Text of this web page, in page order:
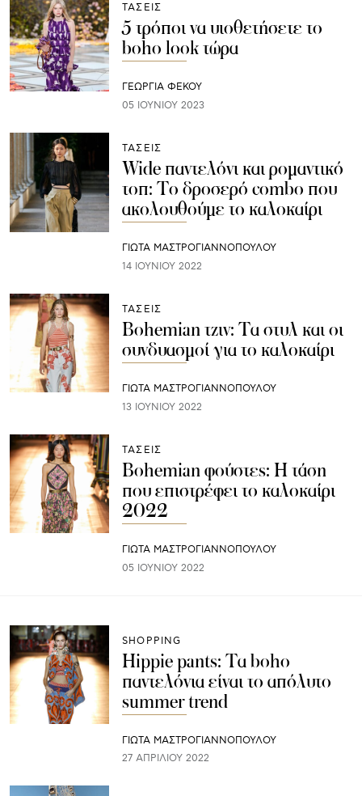
ΤΑΣΕΙΣ
5 τρόποι να υιοθετήσετε το
boho look τώρα
ΓΕΩΡΓΙΑ ΦΕΚΟΥ
05 ΙΟΥΝΊΟΥ 2023
ΤΑΣΕΙΣ
Wide παντελόνι και ρομαντικό
τοπ: Το δροσερό combo που
ακολουθούμε το καλοκαίρι
ΓΙΩΤΑ ΜΑΣΤΡΟΓΙΑΝΝΟΠΟΥΛΟΥ
14 ΙΟΥΝΊΟΥ 2022
ΤΑΣΕΙΣ
Bohemian τζιν: Τα στυλ και οι
συνδυασμοί για το καλοκαίρι
ΓΙΩΤΑ ΜΑΣΤΡΟΓΙΑΝΝΟΠΟΥΛΟΥ
13 ΙΟΥΝΊΟΥ 2022
ΤΑΣΕΙΣ
Bohemian φούστες: Η τάση
που επιστρέφει το καλοκαίρι
2022
ΓΙΩΤΑ ΜΑΣΤΡΟΓΙΑΝΝΟΠΟΥΛΟΥ
05 ΙΟΥΝΊΟΥ 2022
SHOPPING
Hippie pants: Τα boho
παντελόνια είναι το απόλυτο
summer trend
ΓΙΩΤΑ ΜΑΣΤΡΟΓΙΑΝΝΟΠΟΥΛΟΥ
27 ΑΠΡΙΛΊΟΥ 2022